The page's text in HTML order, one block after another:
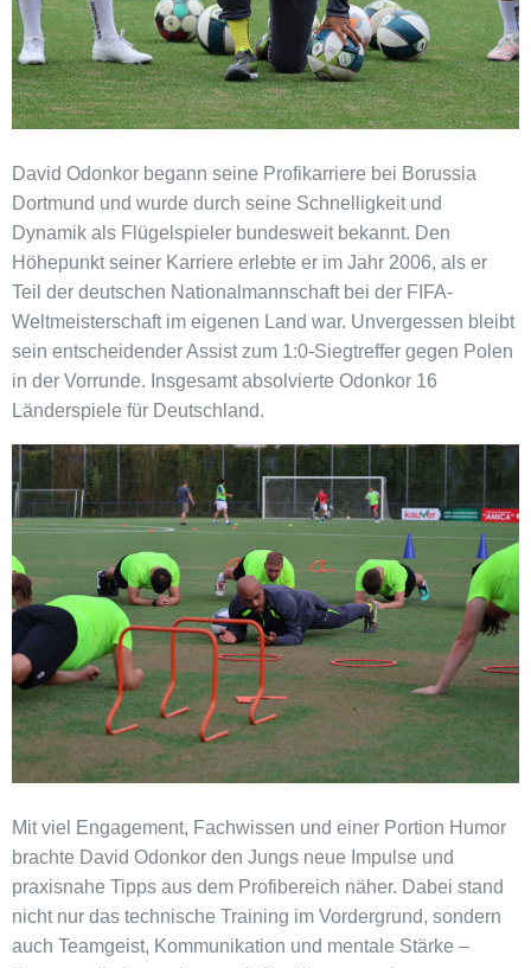
David Odonkor begann seine Profikarriere bei Borussia
Dortmund und wurde durch seine Schnelligkeit und
Dynamik als Flügelspieler bundesweit bekannt. Den
Höhepunkt seiner Karriere erlebte er im Jahr 2006, als er
Teil der deutschen Nationalmannschaft bei der FIFA-
Weltmeisterschaft im eigenen Land war. Unvergessen bleibt
sein entscheidender Assist zum 1:0-Siegtreffer gegen Polen
in der Vorrunde. Insgesamt absolvierte Odonkor 16
Länderspiele für Deutschland.
Mit viel Engagement, Fachwissen und einer Portion Humor
brachte David Odonkor den Jungs neue Impulse und
praxisnahe Tipps aus dem Profibereich näher. Dabei stand
nicht nur das technische Training im Vordergrund, sondern
auch Teamgeist, Kommunikation und mentale Stärke –